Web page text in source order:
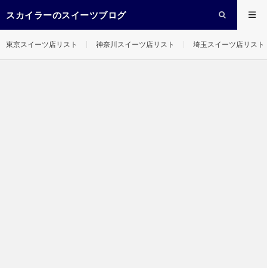
スカイラーのスイーツブログ
東京スイーツ店リスト 神奈川スイーツ店リスト 埼玉スイーツ店リスト